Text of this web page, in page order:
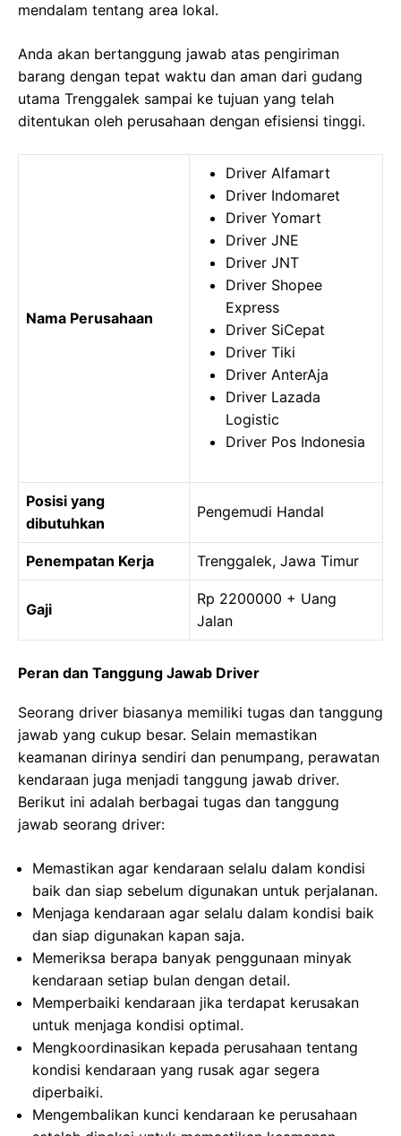
mendalam tentang area lokal.
Anda akan bertanggung jawab atas pengiriman
barang dengan tepat waktu dan aman dari gudang
utama Trenggalek sampai ke tujuan yang telah
ditentukan oleh perusahaan dengan efisiensi tinggi.
Nama Perusahaan
Driver Alfamart
Driver Indomaret
Driver Yomart
Driver JNE
Driver JNT
Driver Shopee
Express
Driver SiCepat
Driver Tiki
Driver AnterAja
Driver Lazada
Logistic
Driver Pos Indonesia
Posisi yang
dibutuhkan
Pengemudi Handal
Penempatan Kerja Trenggalek, Jawa Timur
Gaji
Rp 2200000 + Uang
Jalan
Peran dan Tanggung Jawab Driver
Seorang driver biasanya memiliki tugas dan tanggung
jawab yang cukup besar. Selain memastikan
keamanan dirinya sendiri dan penumpang, perawatan
kendaraan juga menjadi tanggung jawab driver.
Berikut ini adalah berbagai tugas dan tanggung
jawab seorang driver:
Memastikan agar kendaraan selalu dalam kondisi
baik dan siap sebelum digunakan untuk perjalanan.
Menjaga kendaraan agar selalu dalam kondisi baik
dan siap digunakan kapan saja.
Memeriksa berapa banyak penggunaan minyak
kendaraan setiap bulan dengan detail.
Memperbaiki kendaraan jika terdapat kerusakan
untuk menjaga kondisi optimal.
Mengkoordinasikan kepada perusahaan tentang
kondisi kendaraan yang rusak agar segera
diperbaiki.
Mengembalikan kunci kendaraan ke perusahaan